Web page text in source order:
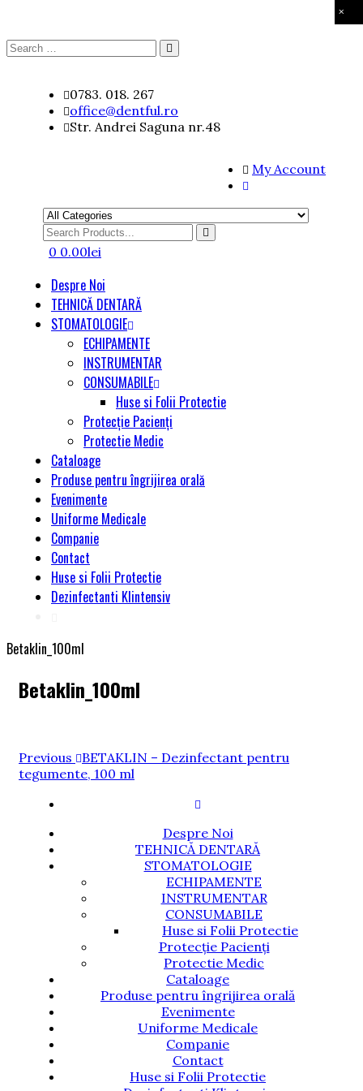
×
Search
content
0783. 018. 267
office@dentful.ro
Str. Andrei Saguna nr.48
My Account
Search
for
0 0.00lei
Despre Noi
TEHNICĂ DENTARĂ
STOMATOLOGIE
ECHIPAMENTE
INSTRUMENTAR
CONSUMABILE
Huse si Folii Protectie
Protecție Pacienți
Protectie Medic
Cataloage
Produse pentru îngrijirea orală
Evenimente
Uniforme Medicale
Companie
Contact
Huse si Folii Protectie
Dezinfectanti Klintensiv
Betaklin_100ml
Betaklin_100ml
Navigare
Previous
Post
Previous
BETAKLIN – Dezinfectant pentru
tegumente, 100 ml
Despre Noi
TEHNICĂ DENTARĂ
STOMATOLOGIE
ECHIPAMENTE
INSTRUMENTAR
CONSUMABILE
Huse si Folii Protectie
Protecție Pacienți
Protectie Medic
Cataloage
Produse pentru îngrijirea orală
Evenimente
Uniforme Medicale
Companie
Contact
Huse si Folii Protectie